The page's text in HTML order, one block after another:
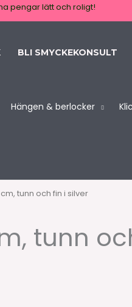
pengar lätt och roligt!
BLI SMYCKEKONSULT
Hängen & berlocker
tunn och fin i silver
tunn